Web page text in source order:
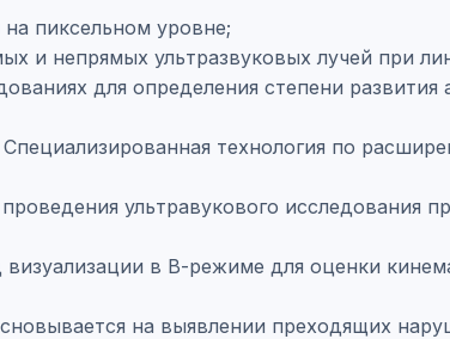
пиксельном уровне;
и непрямых ультразвуковых лучей при
для определения степени развития
технология по
ультравукового
в В-режиме для оценки
на выявлении преходящих